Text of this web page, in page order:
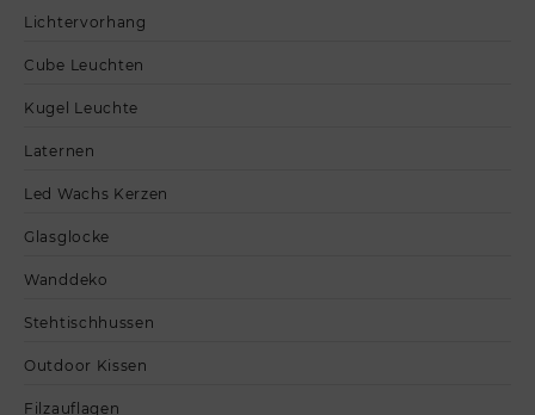
Lichtervorhang
Cube Leuchten
Kugel Leuchte
Laternen
Led Wachs Kerzen
Glasglocke
Wanddeko
Stehtischhussen
Outdoor Kissen
Filzauflagen